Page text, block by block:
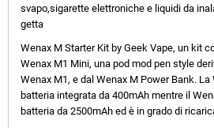
svapo,sigarette elettroniche e liquidi da
getta
Wenax M Starter Kit by Geek Vape, un kit
Wenax M1 Mini, una pod mod pen style
Wenax M1, e dal Wenax M Power Bank.
batteria integrata da 400mAh mentre il
batteria da 2500mAh ed è in grado di